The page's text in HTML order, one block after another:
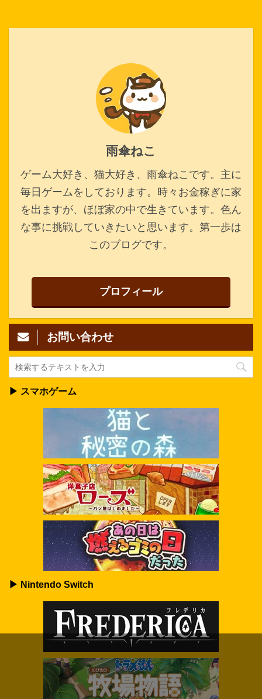
雨傘ねこ
ゲーム大好き、猫大好き、雨傘ねこです。主に
毎日ゲームをしております。時々お金稼ぎに家
を出ますが、ほぼ家の中で生きています。色ん
な事に挑戦していきたいと思います。第一歩は
このブログです。
プロフィール
お問い合わせ
▶ スマホゲーム
▶ Nintendo Switch